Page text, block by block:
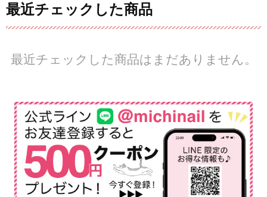
最近チェックした商品
最近チェックした商品はまだありません。